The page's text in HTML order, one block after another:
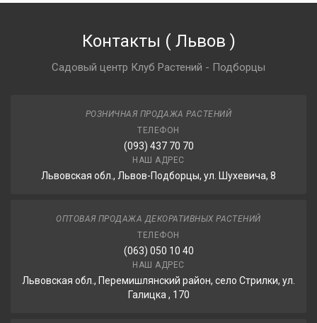
Контакты ( Львов )
Садовый центр Клуб Растений - Подборцы
РОЗНИЧНАЯ ПРОДАЖА РАСТЕНИЙ
ТЕЛЕФОН
(093) 437 70 70
НАШ АДРЕС
Львовская обл., Львов-Подборцы, ул. Шухевича, 8
ОПТОВАЯ ПРОДАЖА ДЕКОРАТИВНЫХ РАСТЕНИЙ
ТЕЛЕФОН
(063) 050 10 40
НАШ АДРЕС
Львовская обл., Перемишлянский район, село Стрилки, ул.
Галицка , 170